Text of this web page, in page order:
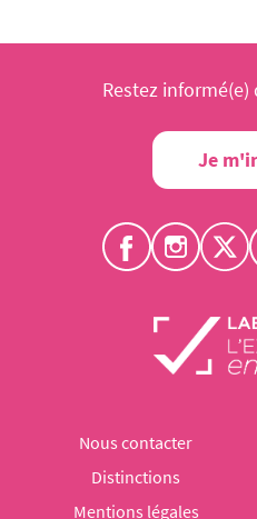
Restez
Je
Nous contacter
Distinctions
Mentions légales